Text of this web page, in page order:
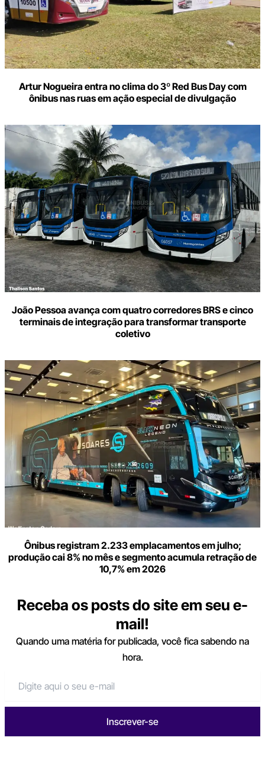
Artur Nogueira entra no clima do 3º Red Bus Day com
ônibus nas ruas em ação especial de divulgação
João Pessoa avança com quatro corredores BRS e cinco
terminais de integração para transformar transporte
coletivo
Ônibus registram 2.233 emplacamentos em julho;
produção cai 8% no mês e segmento acumula retração de
10,7% em 2026
Receba os posts do site em seu e-
mail!
Quando uma matéria for publicada, você fica sabendo na
hora.
Inscrever-se